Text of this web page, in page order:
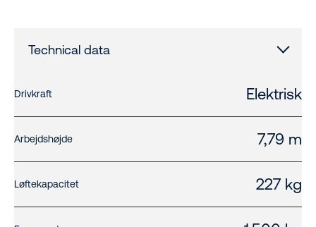
Technical data
Drivkraft Elektrisk
Arbejdshøjde 7,79 m
Løftekapacitet 227 kg